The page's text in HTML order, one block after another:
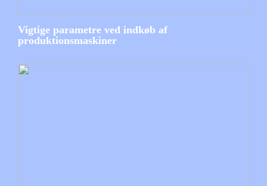
Vigtige parametre ved indkøb af
produktionsmaskiner